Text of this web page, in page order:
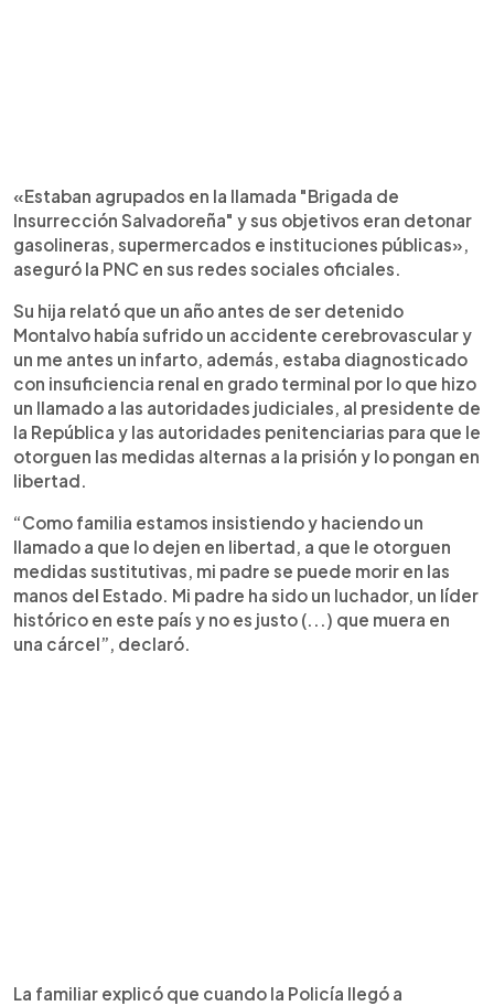
«Estaban agrupados en la llamada "Brigada de
Insurrección Salvadoreña" y sus objetivos eran detonar
gasolineras, supermercados e instituciones públicas»,
aseguró la PNC en sus redes sociales oficiales.
Su hija relató que un año antes de ser detenido
Montalvo había sufrido un accidente cerebrovascular y
un me antes un infarto, además, estaba diagnosticado
con insuficiencia renal en grado terminal por lo que hizo
un llamado a las autoridades judiciales, al presidente de
la República y las autoridades penitenciarias para que le
otorguen las medidas alternas a la prisión y lo pongan en
libertad.
“Como familia estamos insistiendo y haciendo un
llamado a que lo dejen en libertad, a que le otorguen
medidas sustitutivas, mi padre se puede morir en las
manos del Estado. Mi padre ha sido un luchador, un líder
histórico en este país y no es justo (...) que muera en
una cárcel”, declaró.
La familiar explicó que cuando la Policía llegó a